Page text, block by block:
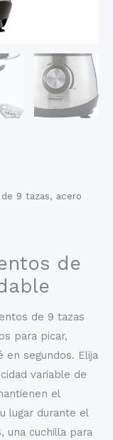
9 tazas, acero
de
de 9 tazas
para picar,
en segundos. Elija
variable de
el
lugar durante el
una cuchilla para